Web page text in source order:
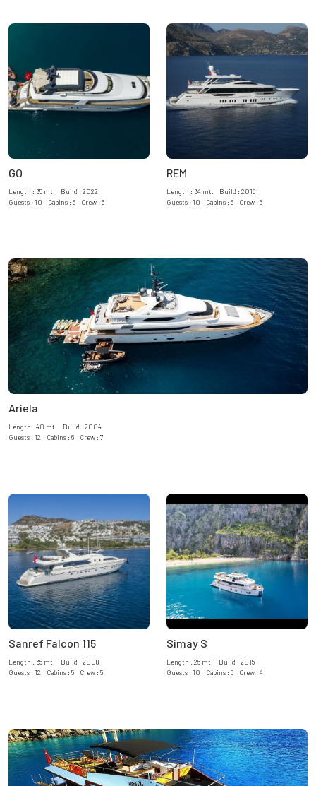
GO
Length : 35 mt. Build : 2022
Guests : 10 Cabins : 5 Crew : 5
REM
Length : 34 mt. Build : 2015
Guests : 10 Cabins : 5 Crew : 6
Ariela
Length : 40 mt. Build : 2004
Guests : 12 Cabins : 6 Crew : 7
Sanref Falcon 115
Length : 35 mt. Build : 2008
Guests : 12 Cabins : 5 Crew : 5
Simay S
Length : 26 mt. Build : 2015
Guests : 10 Cabins : 5 Crew : 4